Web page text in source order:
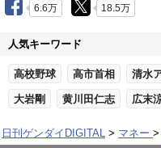
6.6万 18.5万
人気キーワード
高校野球 高市首相 清水
大岩剛 黄川田仁志 広末
日刊ゲンダイDIGITAL マネー